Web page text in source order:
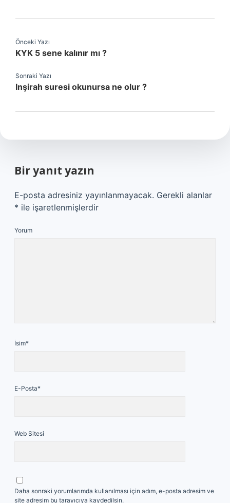
Önceki Yazı
KYK 5 sene kalınır mı ?
Sonraki Yazı
Inşirah suresi okunursa ne olur ?
Bir yanıt yazın
E-posta adresiniz yayınlanmayacak. Gerekli alanlar
* ile işaretlenmişlerdir
Yorum
İsim*
E-Posta*
Web Sitesi
Daha sonraki yorumlarımda kullanılması için adım, e-posta adresim ve
site adresim bu tarayıcıya kaydedilsin.